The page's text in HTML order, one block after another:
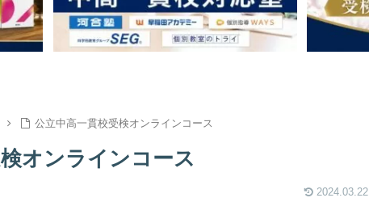
公立中高一貫校受検オンラインコース
オンラインコース
2024.03.22